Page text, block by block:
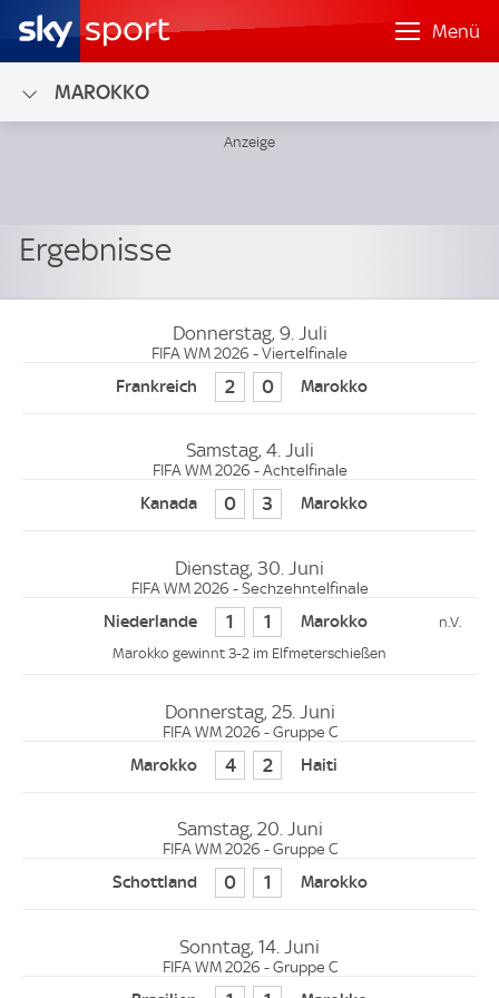
Menü
MAROKKO
Donnerstag, 9. Juli
FIFA WM 2026 - Viertelfinale
2 0
Samstag, 4. Juli
FIFA WM 2026 - Achtelfinale
0 3
Dienstag, 30. Juni
FIFA WM 2026 - Sechzehntelfinale
1 1
Marokko gewinnt 3-2 im Elfmeterschießen
Donnerstag, 25. Juni
FIFA WM 2026 - Gruppe C
4 2
Samstag, 20. Juni
FIFA WM 2026 - Gruppe C
0 1
Sonntag, 14. Juni
FIFA WM 2026 - Gruppe C